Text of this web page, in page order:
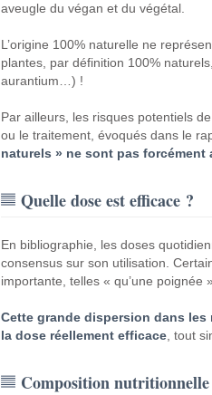
aveugle du végan et du végétal.
L’origine 100% naturelle ne
plantes, par définition 100%
aurantium…) !
Par ailleurs, les risques potentiels
ou le traitement, évoqués dans le
naturels » ne sont pas forcément
Quelle dose est efficace ?
En bibliographie, les doses
consensus sur son utilisation.
importante, telles « qu’une poignée
Cette grande dispersion dans
la dose réellement efficace, tout
Composition